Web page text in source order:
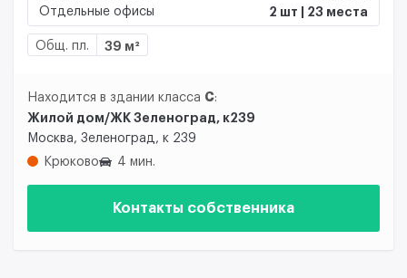
Отдельные офисы
2 шт | 23 места
Общ. пл. 39 м²
Находится в здании класса C:
Жилой дом/ЖК Зеленоград, к239
Москва, Зеленоград, к 239
Крюково
4 мин.
Контакты собственника